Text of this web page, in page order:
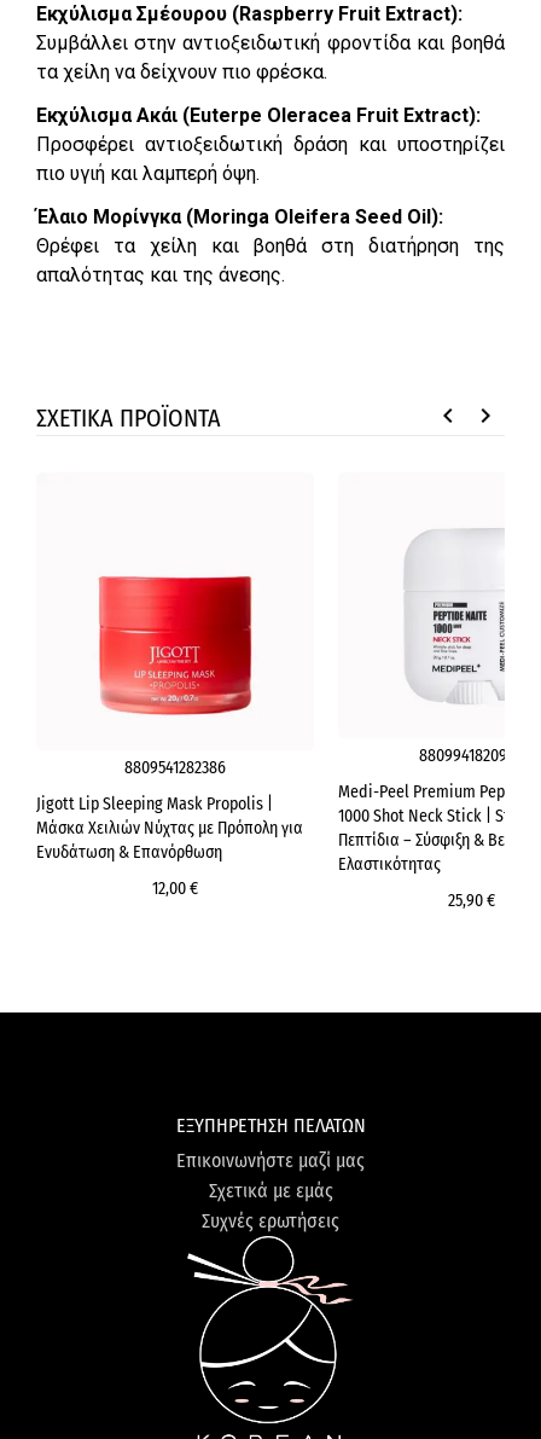
Εκχύλισμα Σμέουρου (Raspberry Fruit Extract):
Συμβάλλει στην αντιοξειδωτική φροντίδα και βοηθά
τα χείλη να δείχνουν πιο φρέσκα.
Εκχύλισμα Ακάι (Euterpe Oleracea Fruit Extract):
Προσφέρει αντιοξειδωτική δράση και υποστηρίζει
πιο υγιή και λαμπερή όψη.
Έλαιο Μορίνγκα (Moringa Oleifera Seed Oil):
Θρέφει τα χείλη και βοηθά στη διατήρηση της
απαλότητας και της άνεσης.
ΣΧΕΤΙΚΑ ΠΡΟΪΟΝΤΑ keyboard_arrow_left keyboard_arrow_right
8809541282386
Jigott Lip Sleeping Mask Propolis |
Μάσκα Χειλιών Νύχτας με Πρόπολη για
Ενυδάτωση & Επανόρθωση
12,00 €
8809941820942
Medi-Peel Premium Peptide
1000 Shot Neck Stick | Stick
Πεπτίδια – Σύσφιξη &
Ελαστικότητας
25,90 €
ΕΞΥΠΗΡΕΤΗΣΗ ΠΕΛΑΤΩΝ
Επικοινωνήστε μαζί μας
Σχετικά με εμάς
Συχνές ερωτήσεις